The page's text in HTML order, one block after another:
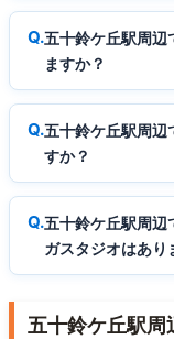
五十鈴ケ丘駅周辺
ますか？
五十鈴ケ丘駅周辺
すか？
五十鈴ケ丘駅周辺
ガスタジオはあり
五十鈴ケ丘駅周